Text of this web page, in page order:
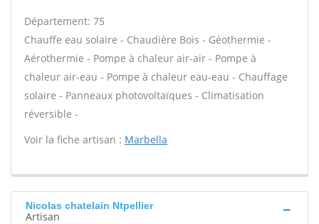
Département: 75
Chauffe eau solaire - Chaudière Bois - Géothermie -
Aérothermie - Pompe à chaleur air-air - Pompe à
chaleur air-eau - Pompe à chaleur eau-eau - Chauffage
solaire - Panneaux photovoltaïques - Climatisation
réversible -
Voir la fiche artisan : Marbella
Nicolas chatelain Ntpellier
Artisan